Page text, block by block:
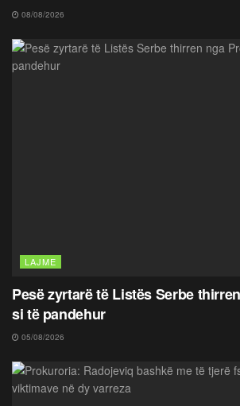
08/08/2026
LAJME
Pesë zyrtarë të Listës Serbe
si të pandehur
05/08/2026